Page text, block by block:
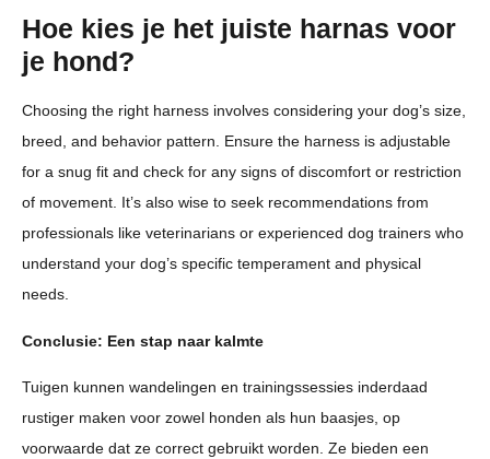
Hoe kies je het juiste harnas voor
je hond?
Choosing the right harness involves considering your dog’s size,
breed, and behavior pattern. Ensure the harness is adjustable
for a snug fit and check for any signs of discomfort or restriction
of movement. It’s also wise to seek recommendations from
professionals like veterinarians or experienced dog trainers who
understand your dog’s specific temperament and physical
needs.
Conclusie: Een stap naar kalmte
Tuigen kunnen wandelingen en trainingssessies inderdaad
rustiger maken voor zowel honden als hun baasjes, op
voorwaarde dat ze correct gebruikt worden. Ze bieden een